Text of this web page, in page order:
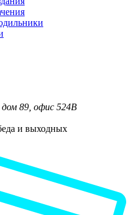
дом 89, офис 524В
и выходных